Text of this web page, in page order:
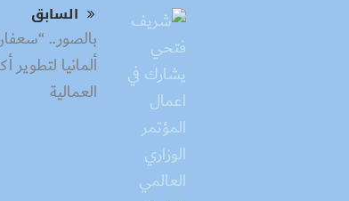
السابق
بالصور..
ألمانيا لتطوير
العمالية